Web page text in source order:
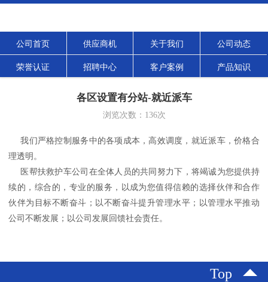
公司首页 供应商机 关于我们 公司动态
荣誉认证 招聘中心 客户案例 产品知识
各区设置有分站-就近派车
浏览次数： 136次
我们严格控制服务中的各项成本，高效调度，就近派车，价格合
理透明。
医帮扶救护车公司在全体人员的共同努力下，将竭诚为您提供持
续的，综合的，专业的服务，以成为您值得信赖的选择伙伴和合作
伙伴为目标不断奋斗；以不断奋斗提升管理水平；以管理水平推动
公司不断发展；以公司发展回馈社会责任。
Top